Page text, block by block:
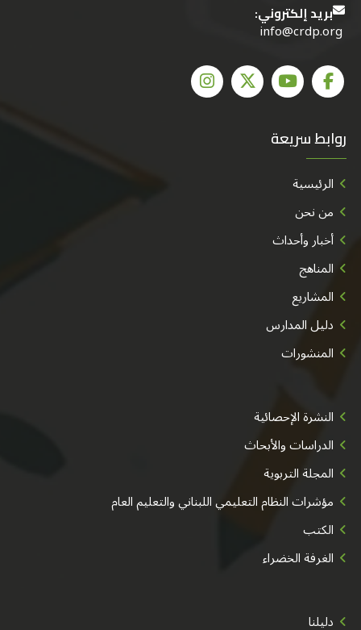
بريد إلكتروني:
info@crdp.org
روابط سريعة
الرئيسية
من نحن
أخبار وأحداث
المناهج
المشاريع
دليل المدارس
المنشورات
النشرة الإحصائية
الدراسات والأبحاث
المجلة التربوية
مؤشرات النظام التعليمي اللبناني والتعليم العام
الكتب
الغرفة الخضراء
دليلنا